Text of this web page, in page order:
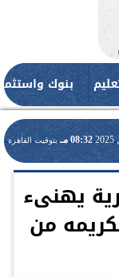
بنوك
08:32 مـ بتوقيت القاهرة
يهنىء
من